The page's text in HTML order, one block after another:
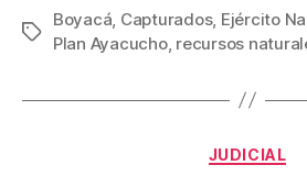
c
e
b
tt
er
ail er
e
st
m
p
ar
Etiquetas
Boyacá, Capturados, Ejército
Plan Ayacucho, recursos
JUDICIAL